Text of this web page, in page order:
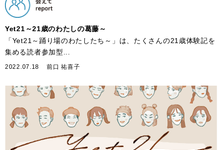
Yet21～21歳のわたしの葛藤～
「Yet21～踊り場のわたしたち～」は、たくさんの21歳体験記を
集める読者参加型...
2022.07.18 前口 祐喜子